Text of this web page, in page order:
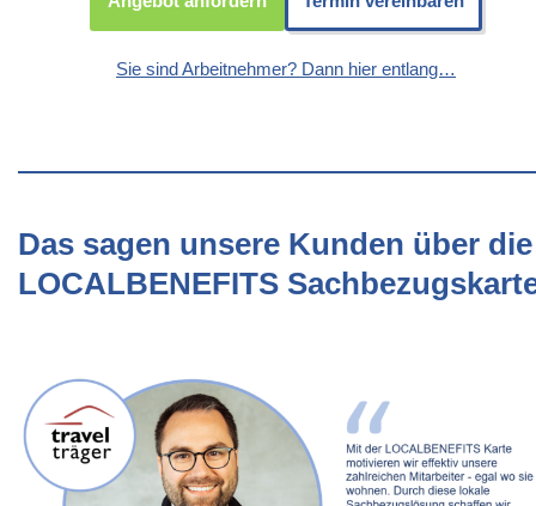
Sie sind Arbeitnehmer? Dann hier entlang…
Das sagen unsere Kunden über die
LOCALBENEFITS